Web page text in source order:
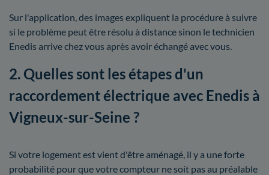
Sur l'application, des images expliquent la procédure à suivre
si le problème peut être résolu à distance sinon le technicien
Enedis arrive chez vous après avoir échangé avec vous.
2. Quelles sont les étapes d'un
raccordement électrique avec Enedis à
Vigneux-sur-Seine ?
Si votre logement est vient d'être aménagé, il y a une forte
probabilité pour que votre compteur ne soit pas au préalable